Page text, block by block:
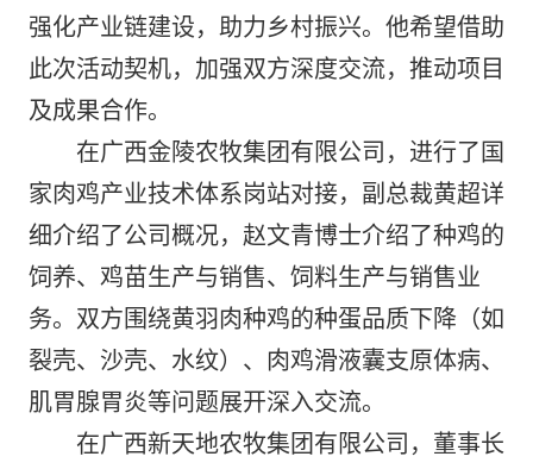
强化产业链建设，助力乡村振兴。他希望借助
此次活动契机，加强双方深度交流，推动项目
及成果合作。
在广西金陵农牧集团有限公司，进行了国
家肉鸡产业技术体系岗站对接，副总裁黄超详
细介绍了公司概况，赵文青博士介绍了种鸡的
饲养、鸡苗生产与销售、饲料生产与销售业
务。双方围绕黄羽肉种鸡的种蛋品质下降（如
裂壳、沙壳、水纹）、肉鸡滑液囊支原体病、
肌胃腺胃炎等问题展开深入交流。
在广西新天地农牧集团有限公司，董事长